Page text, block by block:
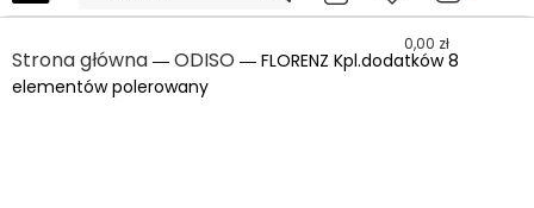
0,00 zł
Strona główna ― ODISO ― FLORENZ Kpl.dodatków 8
elementów polerowany